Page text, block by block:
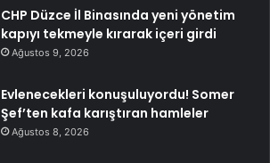
CHP Düzce İl Binasında yeni yönetim
kapıyı tekmeyle kırarak içeri girdi
Ağustos 9, 2026
Evlenecekleri konuşuluyordu! Somer
Şef’ten kafa karıştıran hamleler
Ağustos 8, 2026